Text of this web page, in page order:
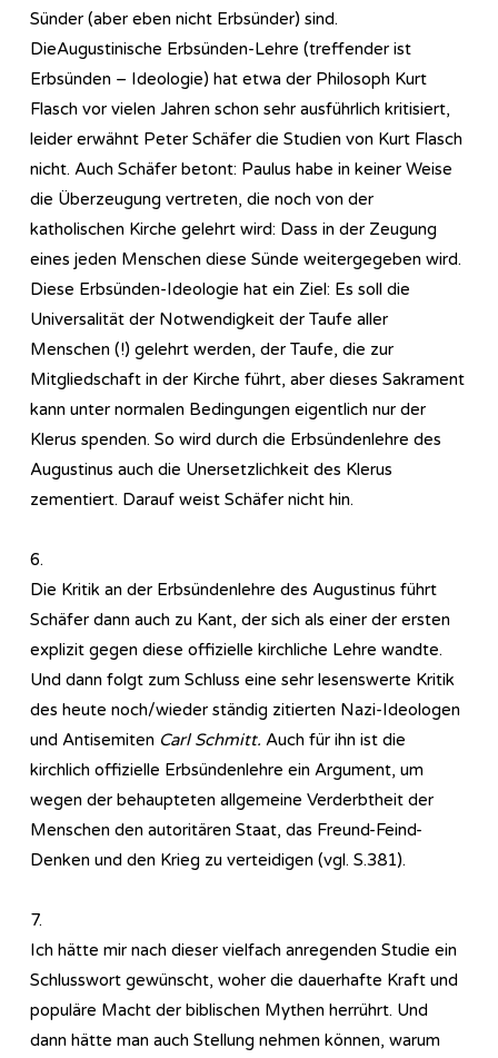
Sünder (aber eben nicht Erbsünder) sind.
DieAugustinische Erbsünden-Lehre (treffender ist
Erbsünden – Ideologie) hat etwa der Philosoph Kurt
Flasch vor vielen Jahren schon sehr ausführlich kritisiert,
leider erwähnt Peter Schäfer die Studien von Kurt Flasch
nicht. Auch Schäfer betont: Paulus habe in keiner Weise
die Überzeugung vertreten, die noch von der
katholischen Kirche gelehrt wird: Dass in der Zeugung
eines jeden Menschen diese Sünde weitergegeben wird.
Diese Erbsünden-Ideologie hat ein Ziel: Es soll die
Universalität der Notwendigkeit der Taufe aller
Menschen (!) gelehrt werden, der Taufe, die zur
Mitgliedschaft in der Kirche führt, aber dieses Sakrament
kann unter normalen Bedingungen eigentlich nur der
Klerus spenden. So wird durch die Erbsündenlehre des
Augustinus auch die Unersetzlichkeit des Klerus
zementiert. Darauf weist Schäfer nicht hin.
6.
Die Kritik an der Erbsündenlehre des Augustinus führt
Schäfer dann auch zu Kant, der sich als einer der ersten
explizit gegen diese offizielle kirchliche Lehre wandte.
Und dann folgt zum Schluss eine sehr lesenswerte Kritik
des heute noch/wieder ständig zitierten Nazi-Ideologen
und Antisemiten Carl Schmitt. Auch für ihn ist die
kirchlich offizielle Erbsündenlehre ein Argument, um
wegen der behaupteten allgemeine Verderbtheit der
Menschen den autoritären Staat, das Freund-Feind-
Denken und den Krieg zu verteidigen (vgl. S.381).
7.
Ich hätte mir nach dieser vielfach anregenden Studie ein
Schlusswort gewünscht, woher die dauerhafte Kraft und
populäre Macht der biblischen Mythen herrührt. Und
dann hätte man auch Stellung nehmen können, warum